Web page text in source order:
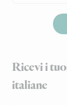
Ricevi i
italiane